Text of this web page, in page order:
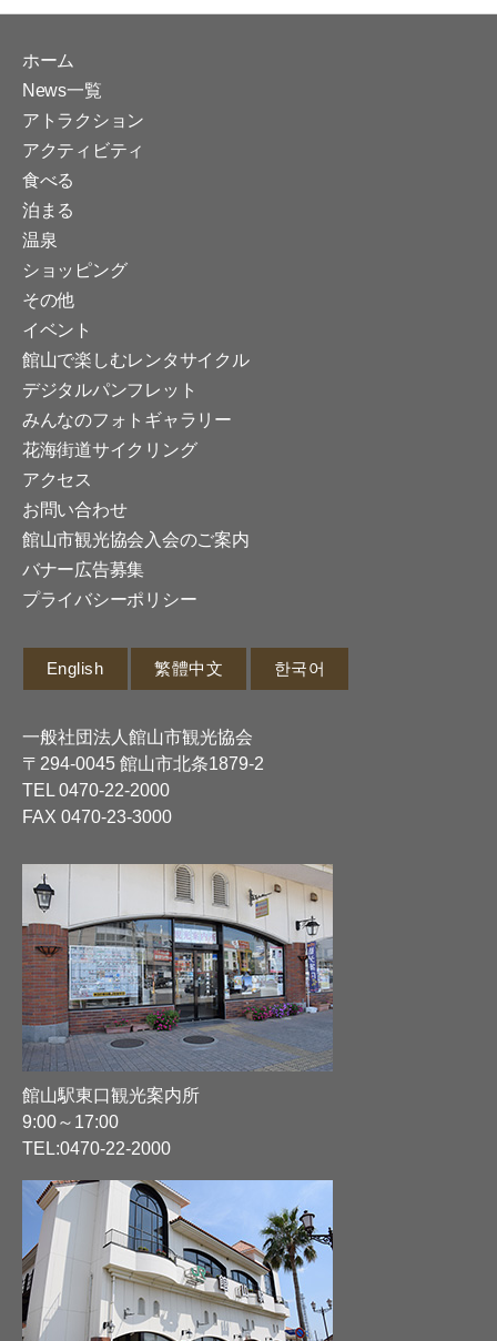
ホーム
News一覧
アトラクション
アクティビティ
食べる
泊まる
温泉
ショッピング
その他
イベント
館山で楽しむレンタサイクル
デジタルパンフレット
みんなのフォトギャラリー
花海街道サイクリング
アクセス
お問い合わせ
館山市観光協会入会のご案内
バナー広告募集
プライバシーポリシー
English 繁體中文 한국어
一般社団法人館山市観光協会
〒294-0045 館山市北条1879-2
TEL 0470-22-2000
FAX 0470-23-3000
館山駅東口観光案内所
9:00～17:00
TEL:0470-22-2000